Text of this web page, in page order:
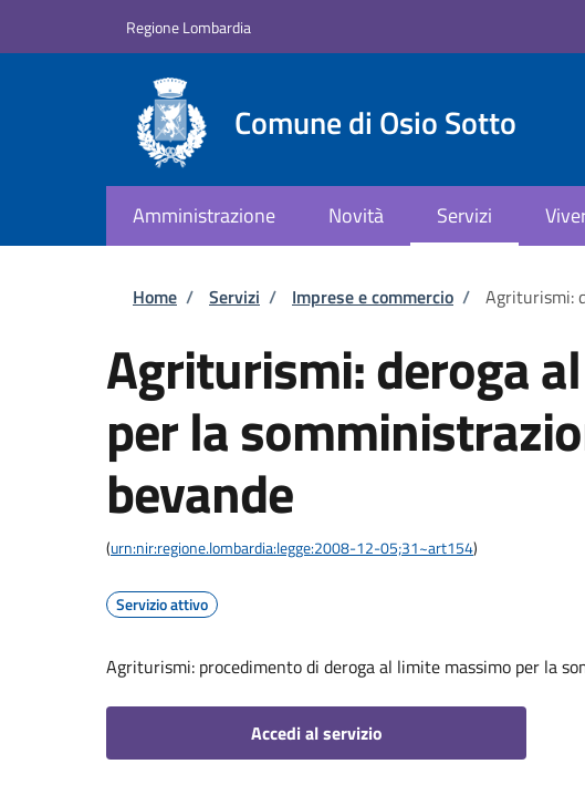
Regione Lombardia
Comune di Osio Sotto
Amministrazione Novità Servizi
Briciole di pane
Home / Servizi / Imprese e commercio / Agriturismi:
Agriturismi: deroga
per la
bevande
(urn:nir:regione.lombardia:legge:2008-12-05;31~art154)
Servizio attivo
Agriturismi: procedimento di deroga al limite massimo per la
Accedi al servizio